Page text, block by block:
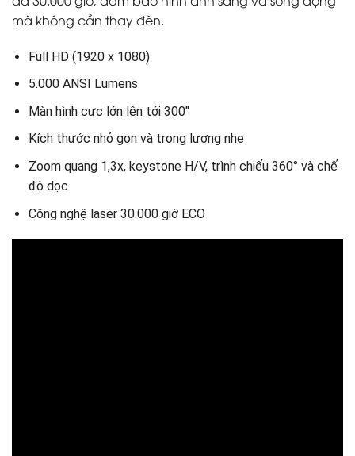
mà không cần thay đèn.
Full HD (1920 x 1080)
5.000 ANSI Lumens
Màn hình cực lớn lên tới 300″
Kích thước nhỏ gọn và trọng lượng nhẹ
Zoom quang 1,3x, keystone H/V, trình chiếu 360° và chế
độ dọc
Công nghệ laser 30.000 giờ ECO